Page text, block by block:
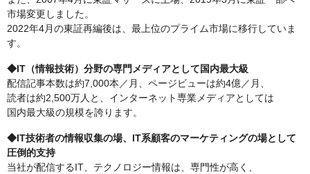
市場変更しました。
2022年4月の東証再編後は、最上位のプライム市場に移行していま
す。
◆IT（情報技術）分野の専門メディアとして国内最大級
配信記事本数は約7,000本／月、ページビューは約4億／月、
読者は約2,500万人と、インターネット専業メディアとしては
国内最大級の規模を誇ります。
◆IT技術者の情報収集の場、IT系顧客のマーケティングの場として
圧倒的支持
当社が配信するIT、テクノロジー情報は、専門性が高く、